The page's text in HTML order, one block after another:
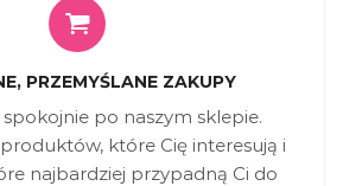
PRZEMYŚLANE ZAKUPY
spokojnie po naszym sklepie.
które Cię interesują i
najbardziej przypadną Ci do